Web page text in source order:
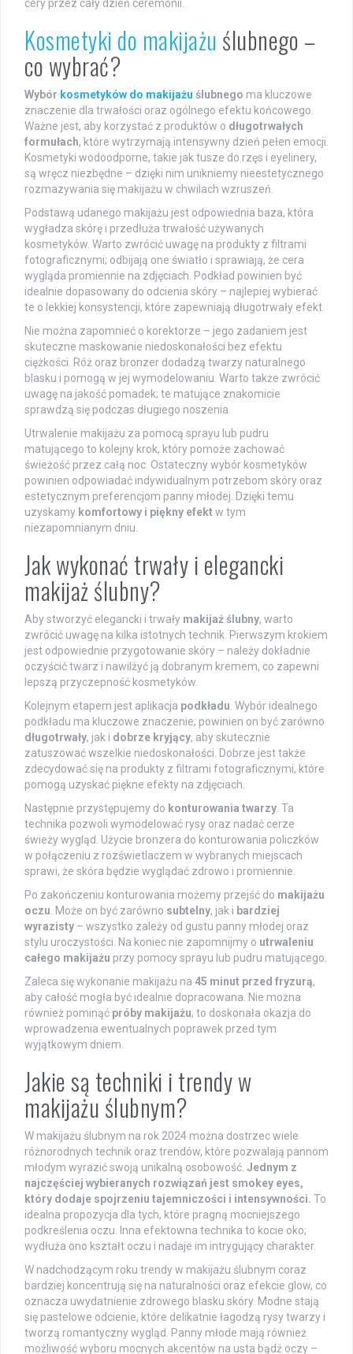
cery przez cały dzień ceremonii.
Kosmetyki do makijażu ślubnego –
co wybrać?
Wybór kosmetyków do makijażu ślubnego ma kluczowe
znaczenie dla trwałości oraz ogólnego efektu końcowego.
Ważne jest, aby korzystać z produktów o długotrwałych
formułach, które wytrzymają intensywny dzień pełen emocji.
Kosmetyki wodoodporne, takie jak tusze do rzęs i eyelinery,
są wręcz niezbędne – dzięki nim unikniemy nieestetycznego
rozmazywania się makijażu w chwilach wzruszeń.
Podstawą udanego makijażu jest odpowiednia baza, która
wygładza skórę i przedłuża trwałość używanych
kosmetyków. Warto zwrócić uwagę na produkty z filtrami
fotograficznymi; odbijają one światło i sprawiają, że cera
wygląda promiennie na zdjęciach. Podkład powinien być
idealnie dopasowany do odcienia skóry – najlepiej wybierać
te o lekkiej konsystencji, które zapewniają długotrwały efekt.
Nie można zapomnieć o korektorze – jego zadaniem jest
skuteczne maskowanie niedoskonałości bez efektu
ciężkości. Róż oraz bronzer dodadzą twarzy naturalnego
blasku i pomogą w jej wymodelowaniu. Warto także zwrócić
uwagę na jakość pomadek; te matujące znakomicie
sprawdzą się podczas długiego noszenia.
Utrwalenie makijażu za pomocą sprayu lub pudru
matującego to kolejny krok, który pomoże zachować
świeżość przez całą noc. Ostateczny wybór kosmetyków
powinien odpowiadać indywidualnym potrzebom skóry oraz
estetycznym preferencjom panny młodej. Dzięki temu
uzyskamy komfortowy i piękny efektw tym
niezapomnianym dniu.
Jak wykonać trwały i elegancki
makijaż ślubny?
Aby stworzyć elegancki i trwały makijaż ślubny, warto
zwrócić uwagę na kilka istotnych technik. Pierwszym krokiem
jest odpowiednie przygotowanie skóry – należy dokładnie
oczyścić twarz i nawilżyć ją dobranym kremem, co zapewni
lepszą przyczepność kosmetyków.
Kolejnym etapem jest aplikacja podkładu. Wybór idealnego
podkładu ma kluczowe znaczenie; powinien on być zarówno
długotrwały, jak i dobrze kryjący, aby skutecznie
zatuszować wszelkie niedoskonałości. Dobrze jest także
zdecydować się na produkty z filtrami fotograficznymi, które
pomogą uzyskać piękne efekty na zdjęciach.
Następnie przystępujemy do konturowania twarzy. Ta
technika pozwoli wymodelować rysy oraz nadać cerze
świeży wygląd. Użycie bronzera do konturowania policzków
w połączeniu z rozświetlaczem w wybranych miejscach
sprawi, że skóra będzie wyglądać zdrowo i promiennie.
Po zakończeniu konturowania możemy przejść do makijażu
oczu. Może on być zarówno subtelny, jak i bardziej
wyrazisty – wszystko zależy od gustu panny młodej oraz
stylu uroczystości. Na koniec nie zapomnijmy o utrwaleniu
całego makijażu przy pomocy sprayu lub pudru matującego.
Zaleca się wykonanie makijażu na 45 minut przed fryzurą,
aby całość mogła być idealnie dopracowana. Nie można
również pominąć próby makijażu; to doskonała okazja do
wprowadzenia ewentualnych poprawek przed tym
wyjątkowym dniem.
Jakie są techniki i trendy w
makijażu ślubnym?
W makijażu ślubnym na rok 2024 można dostrzec wiele
różnorodnych technik oraz trendów, które pozwalają pannom
młodym wyrazić swoją unikalną osobowość. Jednym z
najczęściej wybieranych rozwiązań jest smokey eyes,
który dodaje spojrzeniu tajemniczości i intensywności. To
idealna propozycja dla tych, które pragną mocniejszego
podkreślenia oczu. Inna efektowna technika to kocie oko;
wydłuża ono kształt oczu i nadaje im intrygujący charakter.
W nadchodzącym roku trendy w makijażu ślubnym coraz
bardziej koncentrują się na naturalności oraz efekcie glow, co
oznacza uwydatnienie zdrowego blasku skóry. Modne stają
się pastelowe odcienie, które delikatnie łagodzą rysy twarzy i
tworzą romantyczny wygląd. Panny młode mają również
możliwość wyboru mocnych akcentów na usta bądź oczy –